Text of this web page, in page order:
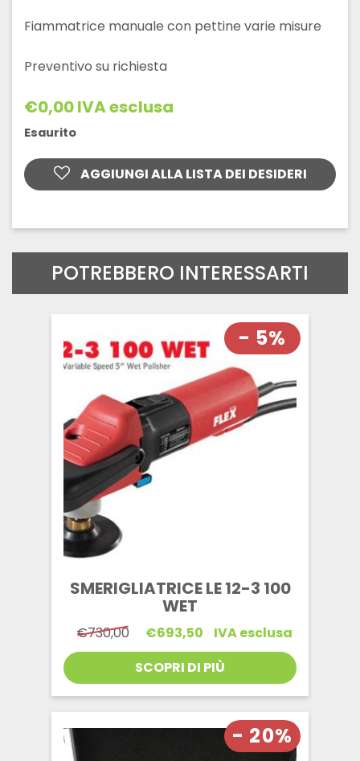
Fiammatrice manuale con pettine varie misure
Preventivo su richiesta
€0,00IVA esclusa
Esaurito
AGGIUNGI ALLA LISTA DEI DESIDERI
POTREBBERO INTERESSARTI
- 5%
SMERIGLIATRICE LE 12-3 100
WET
€730,00 Il
prezzo
originale
era:
€730,00.
€693,50
Il
prezzo
attuale
è:
€693,50.
IVA esclusa
SCOPRI DI PIÙ
- 20%